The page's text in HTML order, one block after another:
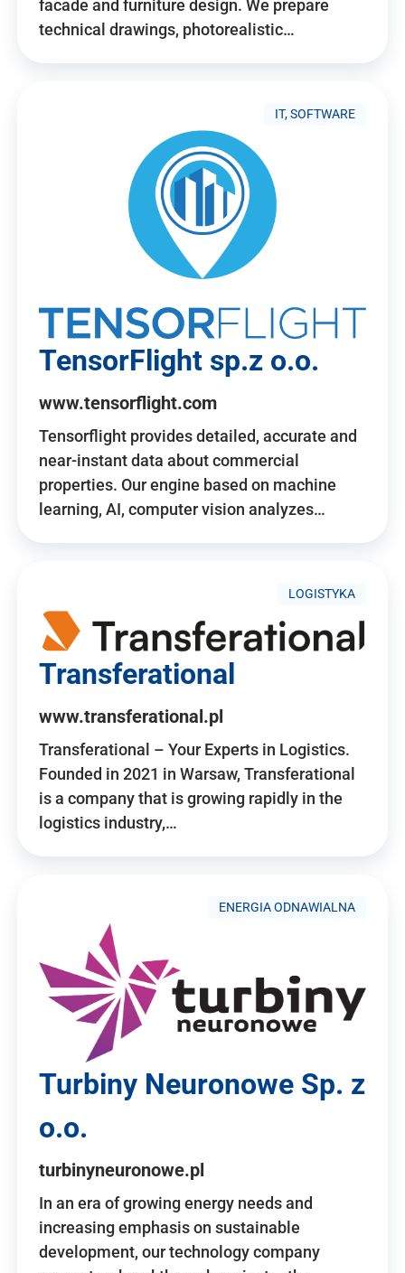
facade and furniture design. We prepare
technical drawings, photorealistic…
IT, SOFTWARE
TensorFlight sp.z o.o.
www.tensorflight.com
Tensorflight provides detailed, accurate and
near-instant data about commercial
properties. Our engine based on machine
learning, AI, computer vision analyzes…
LOGISTYKA
Transferational
www.transferational.pl
Transferational – Your Experts in Logistics.
Founded in 2021 in Warsaw, Transferational
is a company that is growing rapidly in the
logistics industry,…
ENERGIA ODNAWIALNA
Turbiny Neuronowe Sp. z
o.o.
turbinyneuronowe.pl
In an era of growing energy needs and
increasing emphasis on sustainable
development, our technology company